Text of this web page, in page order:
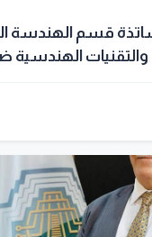
قسم الهندسة
الهندسية